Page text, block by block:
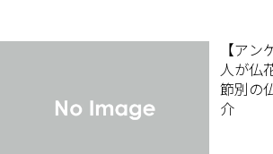
【アン
人が仏
節別の
介